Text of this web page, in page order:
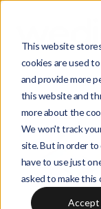
This website
cookies are used
and provide more
this website and
more about the
We won't track
site. But in order
have to use just
asked to make this
Accept